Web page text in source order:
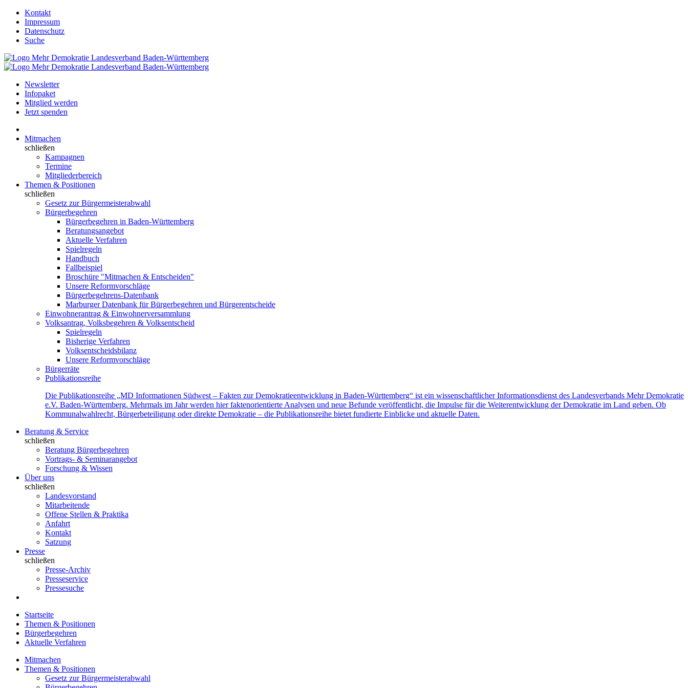
Kontakt
Impressum
Datenschutz
Suche
Newsletter
Infopaket
Mitglied werden
Jetzt spenden
Mitmachen
schließen
Kampagnen
Termine
Mitgliederbereich
Themen & Positionen
schließen
Gesetz zur Bürgermeisterabwahl
Bürgerbegehren
Bürgerbegehren in Baden-Württemberg
Beratungsangebot
Aktuelle Verfahren
Spielregeln
Handbuch
Fallbeispiel
Broschüre "Mitmachen & Entscheiden"
Unsere Reformvorschläge
Bürgerbegehrens-Datenbank
Marburger Datenbank für Bürgerbegehren und Bürgerentscheide
Einwohnerantrag & Einwohnerversammlung
Volksantrag, Volksbegehren & Volksentscheid
Spielregeln
Bisherige Verfahren
Volksentscheidsbilanz
Unsere Reformvorschläge
Bürgerräte
Publikationsreihe
Die Publikationsreihe „MD Informationen Südwest – Fakten zur Demokratieentwicklung in Baden-Württemberg“ ist ein wissenschaftlicher Informationsdienst des Landesverbands Mehr Demokratie
e.V. Baden-Württemberg. Mehrmals im Jahr werden hier faktenorientierte Analysen und neue Befunde veröffentlicht, die Impulse für die Weiterentwicklung der Demokratie im Land geben. Ob
Kommunalwahlrecht, Bürgerbeteiligung oder direkte Demokratie – die Publikationsreihe bietet fundierte Einblicke und aktuelle Daten.
Beratung & Service
schließen
Beratung Bürgerbegehren
Vortrags- & Seminarangebot
Forschung & Wissen
Über uns
schließen
Landesvorstand
Mitarbeitende
Offene Stellen & Praktika
Anfahrt
Kontakt
Satzung
Presse
schließen
Presse-Archiv
Presseservice
Pressesuche
Startseite
Themen & Positionen
Bürgerbegehren
Aktuelle Verfahren
Mitmachen
Themen & Positionen
Gesetz zur Bürgermeisterabwahl